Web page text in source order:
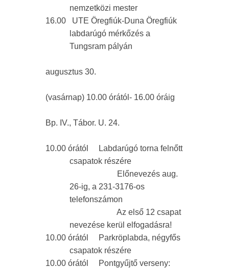
nemzetközi mester
16.00 UTE Öregfiúk-Duna Öregfiúk
labdarúgó mérkőzés a
Tungsram pályán
augusztus 30.
(vasárnap) 10.00 órától- 16.00 óráig
Bp. IV., Tábor. U. 24.
10.00 órától Labdarúgó torna felnőtt
csapatok részére
Előnevezés aug.
26-ig, a 231-3176-os
telefonszámon
Az első 12 csapat
nevezése kerül elfogadásra!
10.00 órától Parkröplabda, négyfős
csapatok részére
10.00 órától Pontgyűjtő verseny: